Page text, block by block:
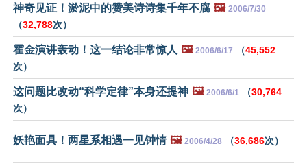
神奇见证！淤泥中的赞美诗诗集千年不腐 🖼️ 2006/7/30
（32,788次）
霍金演讲轰动！这一结论非常惊人 🖼️ 2006/6/17 （45,552
次）
这问题比改动“科学定律”本身还提神 🖼️ 2006/6/1 （30,764
次）
妖艳面具！两星系相遇一见钟情 🖼️ 2006/4/28 （36,686次）